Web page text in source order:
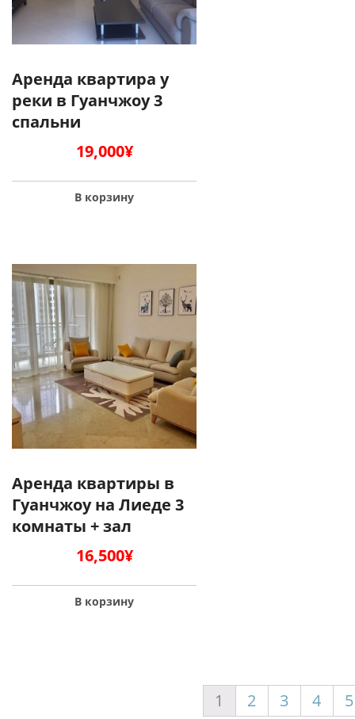
Аренда квартира у
реки в Гуанчжоу 3
спальни
19,000¥
В корзину
Аренда квартиры в
Гуанчжоу на Лиеде 3
комнаты + зал
16,500¥
В корзину
1 2 3 4 5